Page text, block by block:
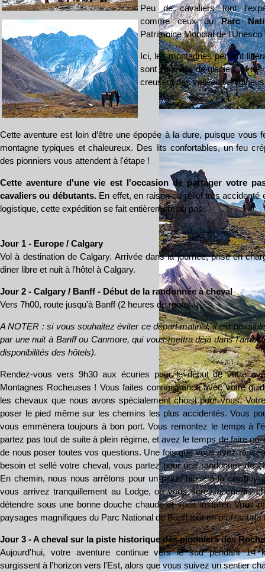
Peu de cavaliers font
comme ceux duParc
Patrimoine Mondial de
Ici, les montagnes percent
sont couverts de glaciers et de
creusent des vallées
Cette aventure est loin d’être une épopée à la dure, puisque vous
montagne typiques et chaleureux. Des lits confortables, un feu
des pionniers vous attendent à l'étape !
Cette aventure d'une vie est l'occasion de partager votre
cavaliers ou débutants. En effet, en raison du relief très
logistique, cette expédition se fait entièrement au pas.
Jour 1 - Europe / Calgary
Vol à destination de Calgary. Arrivée dans la journée, prise en
diner libre et nuit à l'hôtel à Calgary.
Jour 2 - Calgary / Banff - Début de la randonnée à cheval
Vers 7h00, route jusqu'à Banff (2 heures de route).
A NOTER : si vous souhaitez éviter ce départ matinal, il est
par une nuit à Banff ou Canmore, qui vous mettra déjà dans
disponibilités des hôtels).
Rendez-vous vers 9h30 aux écuries pour le début de votre
Montagnes Rocheuses ! Vous faites connaissance avec votre
les chevaux que nous avons spécialement choisi pour vous.
poser le pied même sur les chemins les plus accidentés. Vous
vous emmènera toujours à bon port. Vous remontez le temps à
partez pas tout de suite à plein régime, et avez le temps de faire
de nous poser toutes vos questions. Une fois que vous avez
besoin et sellé votre cheval, vous partez pour une randonnée de
En chemin, nous nous arrêtons pour un pique nique à la cowboy
vous arrivez tranquillement au Lodge, où vous serez accueillis
détendre sous une bonne douche chaude et vous installer. Vous
paysages magnifiques du Parc National de Banff tout en profitant du
Jour 3 - A cheval sur la piste historique des pionniers des
Aujourd'hui, votre aventure continue vers le sud pendant 14
surgissent à l’horizon vers l’Est, alors que vous suivez un sentier